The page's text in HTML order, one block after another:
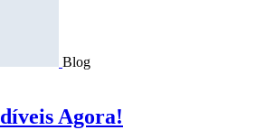
Blog
Agora!